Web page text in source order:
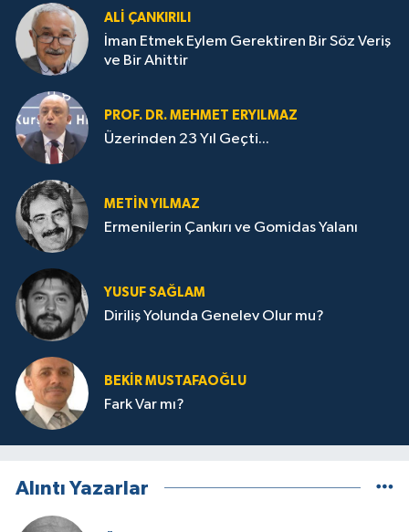
ALI ÇANKIRILI
İman Etmek Eylem Gerektiren Bir Söz Veriş
ve Bir Ahittir
PROF. DR. MEHMET ERYILMAZ
Üzerinden 23 Yıl Geçti...
METIN YILMAZ
Ermenilerin Çankırı ve Gomidas Yalanı
YUSUF SAĞLAM
Diriliş Yolunda Genelev Olur mu?
BEKIR MUSTAFAOĞLU
Fark Var mı?
Alıntı Yazarlar